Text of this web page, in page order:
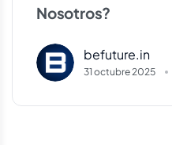
Nosotros?
befuture.in
31 octubre 2025